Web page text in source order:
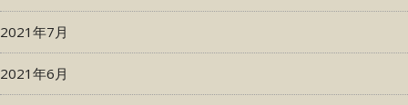
2021年7月
2021年6月